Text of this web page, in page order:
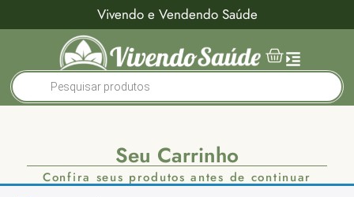
Vivendo e Vendendo Saúde
Seu Carrinho
Confira seus produtos antes de continuar